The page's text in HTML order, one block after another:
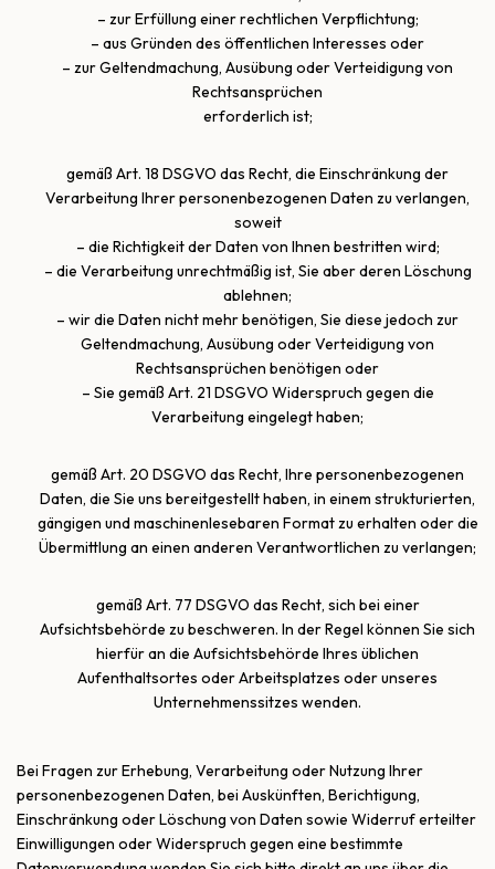
– zur Erfüllung einer rechtlichen Verpflichtung;
– aus Gründen des öffentlichen Interesses oder
– zur Geltendmachung, Ausübung oder Verteidigung von
Rechtsansprüchen
erforderlich ist;
gemäß Art. 18 DSGVO das Recht, die Einschränkung der
Verarbeitung Ihrer personenbezogenen Daten zu verlangen,
soweit
– die Richtigkeit der Daten von Ihnen bestritten wird;
– die Verarbeitung unrechtmäßig ist, Sie aber deren Löschung
ablehnen;
– wir die Daten nicht mehr benötigen, Sie diese jedoch zur
Geltendmachung, Ausübung oder Verteidigung von
Rechtsansprüchen benötigen oder
– Sie gemäß Art. 21 DSGVO Widerspruch gegen die
Verarbeitung eingelegt haben;
gemäß Art. 20 DSGVO das Recht, Ihre personenbezogenen
Daten, die Sie uns bereitgestellt haben, in einem strukturierten,
gängigen und maschinenlesebaren Format zu erhalten oder die
Übermittlung an einen anderen Verantwortlichen zu verlangen;
gemäß Art. 77 DSGVO das Recht, sich bei einer
Aufsichtsbehörde zu beschweren. In der Regel können Sie sich
hierfür an die Aufsichtsbehörde Ihres üblichen
Aufenthaltsortes oder Arbeitsplatzes oder unseres
Unternehmenssitzes wenden.
Bei Fragen zur Erhebung, Verarbeitung oder Nutzung Ihrer
personenbezogenen Daten, bei Auskünften, Berichtigung,
Einschränkung oder Löschung von Daten sowie Widerruf erteilter
Einwilligungen oder Widerspruch gegen eine bestimmte